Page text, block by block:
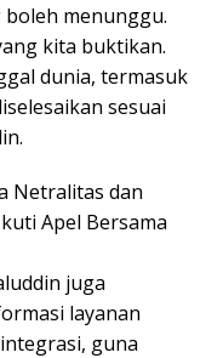
menunggu.
kita buktikan.
dunia, termasuk
sesuai
Netralitas dan
Apel Bersama
juga
layanan
guna